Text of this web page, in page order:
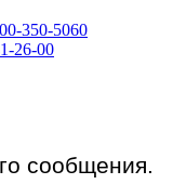
350-5060
26-00
сообщения.